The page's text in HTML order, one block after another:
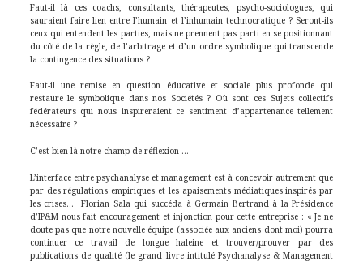
Faut-il là ces coachs, consultants, thérapeutes, psycho-sociologues, qui
sauraient faire lien entre l’humain et l’inhumain technocratique ? Seront-ils
ceux qui entendent les parties, mais ne prennent pas parti en se positionnant
du côté de la règle, de l’arbitrage et d’un ordre symbolique qui transcende
la contingence des situations ?
Faut-il une remise en question éducative et sociale plus profonde qui
restaure le symbolique dans nos Sociétés ? Où sont ces Sujets collectifs
fédérateurs qui nous inspireraient ce sentiment d’appartenance tellement
nécessaire ?
C’est bien là notre champ de réflexion …
L’interface entre psychanalyse et management est à concevoir autrement que
par des régulations empiriques et les apaisements médiatiques inspirés par
les crises… Florian Sala qui succéda à Germain Bertrand à la Présidence
d’IP&M nous fait encouragement et injonction pour cette entreprise : « Je ne
doute pas que notre nouvelle équipe (associée aux anciens dont moi) pourra
continuer ce travail de longue haleine et trouver/prouver par des
publications de qualité (le grand livre intitulé Psychanalyse & Management